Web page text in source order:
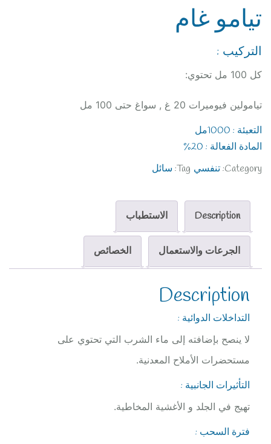
تيامو غام
التركيب :
كل 100 مل تحتوي:
تيامولين فيوميرات 20 غ , سواغ حتى 100 مل
التعبئة : 1000مل
المادة الفعالة : 20%
Category: تنفسي Tag: سائل
Description الاستطباب
الجرعات والاستعمال الخصائص
Description
التداخلات الدوائية :
لا ينصح بإضافته إلى ماء الشرب التي تحتوي على
مستحضرات الأملاح المعدنية.
التأثيرات الجانبية :
تهيج في الجلد و الأغشية المخاطية.
فترة السحب :